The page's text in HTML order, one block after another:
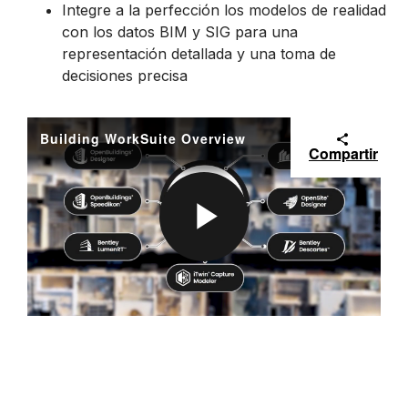
Integre a la perfección los modelos de realidad
con los datos BIM y SIG para una
representación detallada y una toma de
decisiones precisa
Building WorkSuite Overview
Compartir
P